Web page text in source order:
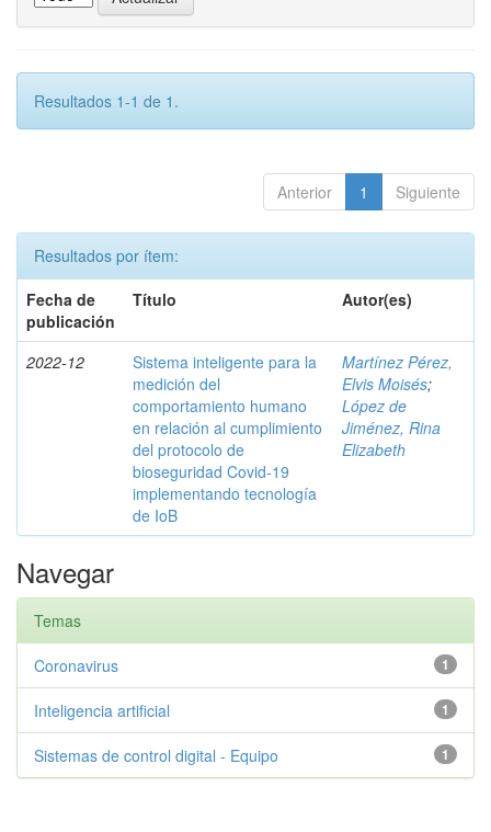
Resultados 1-1 de 1.
Anterior 1 Siguiente
Resultados por ítem:
Fecha de
publicación
Título Autor(es)
2022-12
Sistema inteligente para la
medición del
comportamiento humano
en relación al cumplimiento
del protocolo de
bioseguridad Covid-19
implementando tecnología
de IoB
Martínez Pérez,
Elvis Moisés;
López de
Jiménez, Rina
Elizabeth
Navegar
Temas
1
Coronavirus
1
Inteligencia artificial
1
Sistemas de control digital - Equipo